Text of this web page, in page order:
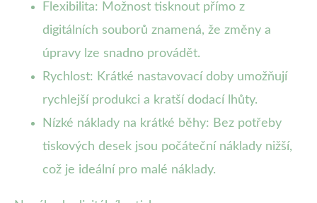
Flexibilita: Možnost tisknout přímo z
digitálních souborů znamená, že změny a
úpravy lze snadno provádět.
Rychlost: Krátké nastavovací doby umožňují
rychlejší produkci a kratší dodací lhůty.
Nízké náklady na krátké běhy: Bez potřeby
tiskových desek jsou počáteční náklady nižší,
což je ideální pro malé náklady.